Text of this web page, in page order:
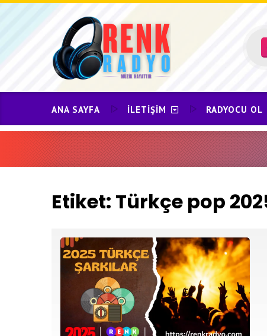
Skip
content
ANA SAYFA İLETIŞIM RADYOCU OL
Etiket: Türkçe pop